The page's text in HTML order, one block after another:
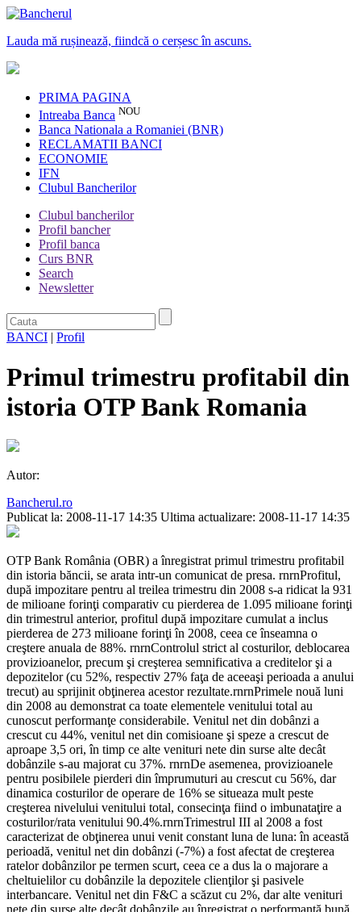
Lauda mă rușinează, fiindcă o cerșesc în ascuns.
PRIMA PAGINA
Intreaba Banca NOU
Banca Nationala a Romaniei (BNR)
RECLAMATII BANCI
ECONOMIE
IFN
Clubul Bancherilor
Clubul bancherilor
Profil bancher
Profil banca
Curs BNR
Search
Newsletter
BANCI | Profil
Primul trimestru profitabil din
istoria OTP Bank Romania
Autor:
Bancherul.ro
Publicat la: 2008-11-17 14:35 Ultima actualizare: 2008-11-17 14:35
OTP Bank România (OBR) a înregistrat primul trimestru profitabil
din istoria băncii, se arata intr-un comunicat de presa. rnrnProfitul,
după impozitare pentru al treilea trimestru din 2008 s-a ridicat la 931
de milioane forinţi comparativ cu pierderea de 1.095 milioane forinţi
din trimestrul anterior, profitul după impozitare cumulat a inclus
pierderea de 273 milioane forinţi în 2008, ceea ce înseamna o
creştere anuala de 88%. rnrnControlul strict al costurilor, deblocarea
provizioanelor, precum şi creşterea semnificativa a creditelor şi a
depozitelor (cu 52%, respectiv 27% faţa de aceeaşi perioada a anului
trecut) au sprijinit obţinerea acestor rezultate.rnrnPrimele nouă luni
din 2008 au demonstrat ca toate elementele venitului total au
cunoscut performanţe considerabile. Venitul net din dobânzi a
crescut cu 44%, venitul net din comisioane şi speze a crescut de
aproape 3,5 ori, în timp ce alte venituri nete din surse alte decât
dobânzile s-au majorat cu 37%. rnrnDe asemenea, provizioanele
pentru posibilele pierderi din împrumuturi au crescut cu 56%, dar
dinamica costurilor de operare de 16% se situeaza mult peste
creşterea nivelului venitului total, consecinţa fiind o imbunataţire a
costurilor/rata venitului 90.4%.rnrnTrimestrul III al 2008 a fost
caracterizat de obţinerea unui venit constant luna de luna: în această
perioadă, venitul net din dobânzi (-7%) a fost afectat de creşterea
ratelor dobânzilor pe termen scurt, ceea ce a dus la o majorare a
cheltuielilor cu dobânzile la depozitele clienţilor şi pasivele
interbancare. Venitul net din F&C a scăzut cu 2%, dar alte venituri